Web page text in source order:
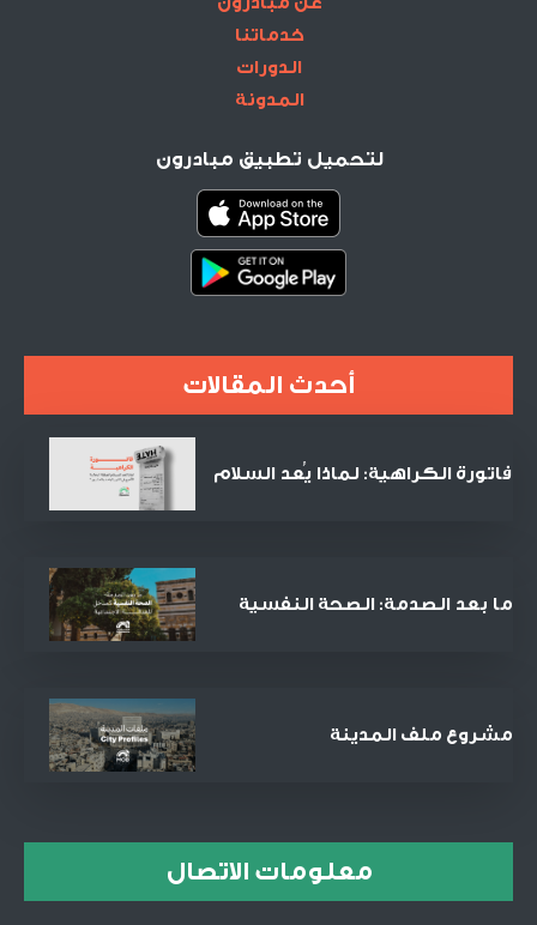
خدماتنا
الدورات
المدونة
لتحميل تطبيق مبادرون
أحدث المقالات
فاتورة الكراهية: لماذا يُعد السلام
ما بعد الصدمة: الصحة النفسية
مشروع ملف المدينة
معلومات الاتصال